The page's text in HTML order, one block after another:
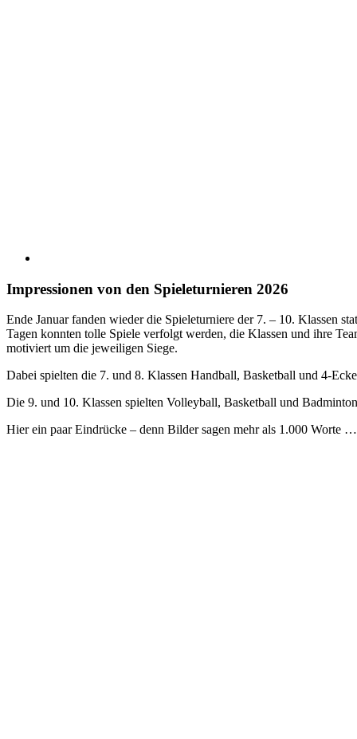
Impressionen von den Spieleturnieren 2026
Ende Januar fanden wieder die Spieleturniere der 7. – 10. Klassen
Tagen konnten tolle Spiele verfolgt werden, die Klassen und ihre
motiviert um die jeweiligen Siege.
Dabei spielten die 7. und 8. Klassen Handball, Basketball und 4-
Die 9. und 10. Klassen spielten Volleyball, Basketball und
Hier ein paar Eindrücke – denn Bilder sagen mehr als 1.000 Worte